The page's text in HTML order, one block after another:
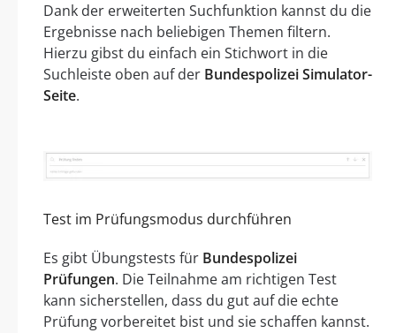
Dank der erweiterten Suchfunktion kannst du die
Ergebnisse nach beliebigen Themen filtern.
Hierzu gibst du einfach ein Stichwort in die
Suchleiste oben auf der Bundespolizei Simulator-
Seite.
Test im Prüfungsmodus durchführen
Es gibt Übungstests für Bundespolizei
Prüfungen. Die Teilnahme am richtigen Test
kann sicherstellen, dass du gut auf die echte
Prüfung vorbereitet bist und sie schaffen kannst.